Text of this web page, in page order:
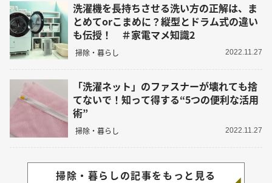
洗濯機を長持ちさせる洗い方の正解は、ま
とめてorこまめに？縦型とドラム式の違い
も伝授！ ＃家電マメ知識2
掃除・暮らし 2022.11.27
「洗濯ネット」のファスナーが壊れても捨
てないで！知って得する“5つの便利な活用
術”
掃除・暮らし 2022.11.27
掃除・暮らしの記事をもっと見る